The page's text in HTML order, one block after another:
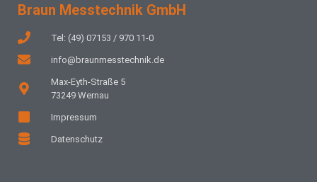
Braun Messtechnik GmbH
Tel: (49) 07153 / 970 11-0
info@braunmesstechnik.de
Max-Eyth-Straße 5
73249 Wernau
Impressum
Datenschutz